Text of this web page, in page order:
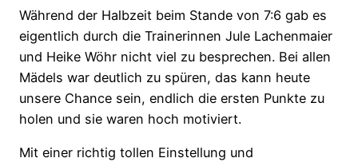
Während der Halbzeit beim Stande von 7:6 gab es
eigentlich durch die Trainerinnen Jule Lachenmaier
und Heike Wöhr nicht viel zu besprechen. Bei allen
Mädels war deutlich zu spüren, das kann heute
unsere Chance sein, endlich die ersten Punkte zu
holen und sie waren hoch motiviert.
Mit einer richtig tollen Einstellung und